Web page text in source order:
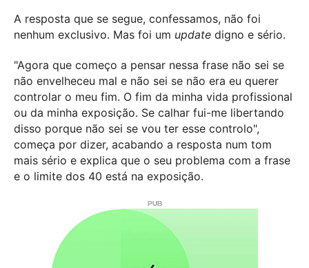
A resposta que se segue, confessamos, não foi
nenhum exclusivo. Mas foi um update digno e sério.
"Agora que começo a pensar nessa frase não sei se
não envelheceu mal e não sei se não era eu querer
controlar o meu fim. O fim da minha vida profissional
ou da minha exposição. Se calhar fui-me libertando
disso porque não sei se vou ter esse controlo",
começa por dizer, acabando a resposta num tom
mais sério e explica que o seu problema com a frase
e o limite dos 40 está na exposição.